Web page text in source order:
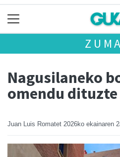
Nagusilaneko
omendu dituzte
Juan Luis Romatet 2026ko ekainaren